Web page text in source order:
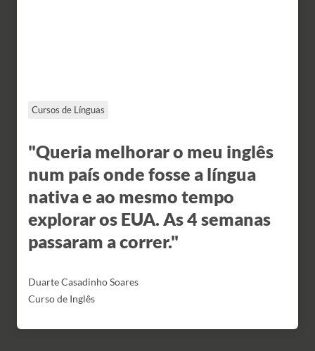
Cursos de Línguas
"Queria melhorar o meu inglês
num país onde fosse a língua
nativa e ao mesmo tempo
explorar os EUA. As 4 semanas
passaram a correr."
Duarte Casadinho Soares
Curso de Inglês